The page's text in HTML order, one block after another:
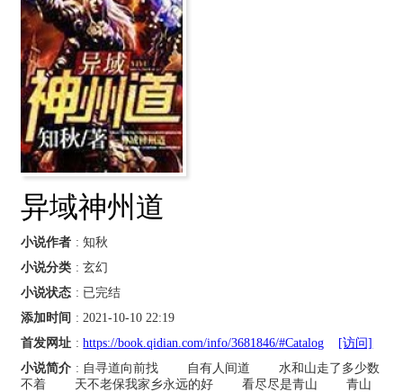
异域神州道
小说作者 : 知秋
小说分类 : 玄幻
小说状态 : 已完结
添加时间 : 2021-10-10 22:19
首发网址 :https://book.qidian.com/info/3681846/#Catalog
[访问]
小说简介 : 自寻道向前找 自有人间道 水和山走了多少数
不着 天不老保我家乡永远的好 看尽尽是青山 青山